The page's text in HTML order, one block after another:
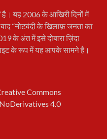
है। यह 2006 के आखिरी दिनों में
“नोटबंदी के खिलाफ़ जनता का
के अंत में इसे दोबारा ज़िंदा
के रूप में यह आपके सामने है।
Commons
4.0